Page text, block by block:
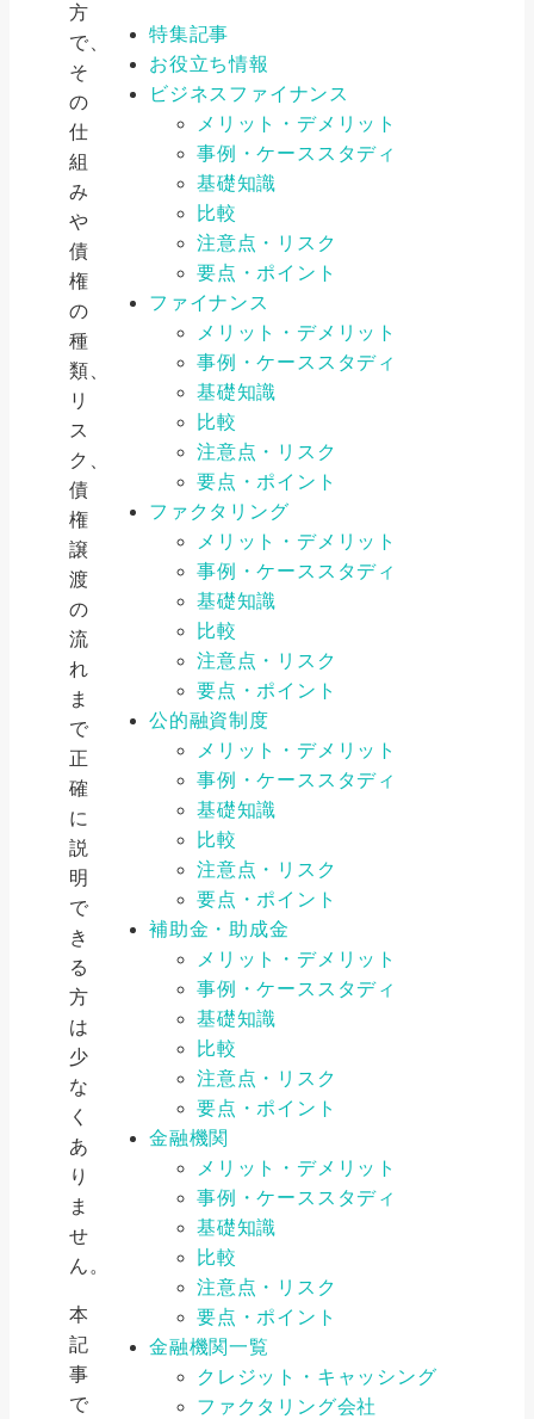
方
で、
そ
の
仕
組
み
や
債
権
の
種
類、
リ
ス
ク、
債
権
譲
渡
の
流
れ
ま
で
正
確
に
説
明
で
き
る
方
は
少
な
く
あ
り
ま
せ
ん。
本
記
事
で
特集記事
お役立ち情報
ビジネスファイナンス
メリット・デメリット
事例・ケーススタディ
基礎知識
比較
注意点・リスク
要点・ポイント
ファイナンス
メリット・デメリット
事例・ケーススタディ
基礎知識
比較
注意点・リスク
要点・ポイント
ファクタリング
メリット・デメリット
事例・ケーススタディ
基礎知識
比較
注意点・リスク
要点・ポイント
公的融資制度
メリット・デメリット
事例・ケーススタディ
基礎知識
比較
注意点・リスク
要点・ポイント
補助金・助成金
メリット・デメリット
事例・ケーススタディ
基礎知識
比較
注意点・リスク
要点・ポイント
金融機関
メリット・デメリット
事例・ケーススタディ
基礎知識
比較
注意点・リスク
要点・ポイント
金融機関一覧
クレジット・キャッシング
ファクタリング会社